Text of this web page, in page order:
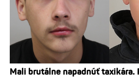
Mali brutálne napadnúť taxikára.